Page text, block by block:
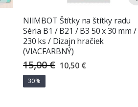
NIIMBOT Štítky na štítky radu
Séria B1 / B21 / B3 50 x 30 mm /
230 ks / Dizajn hračiek
(VIACFARBNÝ)
15,00 € Special
Price
10,50 €
30%